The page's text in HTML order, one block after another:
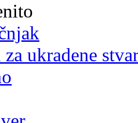
za ukradene